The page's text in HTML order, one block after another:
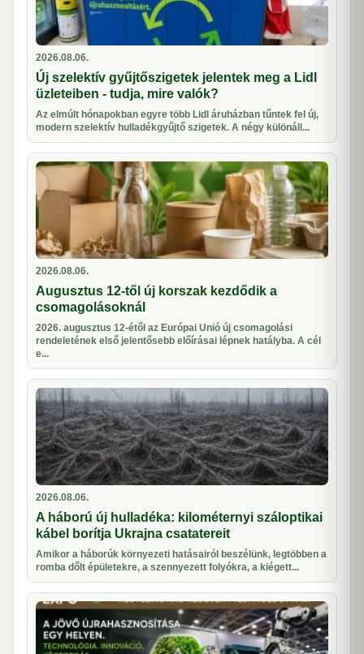
2026.08.06.
Új szelektív gyűjtőszigetek jelentek meg a Lidl
üzleteiben - tudja, mire valók?
Az elmúlt hónapokban egyre több Lidl áruházban tűntek fel új,
modern szelektív hulladékgyűjtő szigetek. A négy különáll...
2026.08.06.
Augusztus 12-től új korszak kezdődik a
csomagolásoknál
2026. augusztus 12-étől az Európai Unió új csomagolási
rendeletének első jelentősebb előírásai lépnek hatályba. A cél
e...
2026.08.06.
A háború új hulladéka: kilométernyi száloptikai
kábel borítja Ukrajna csatatereit
Amikor a háborúk környezeti hatásairól beszélünk, legtöbben a
romba dőlt épületekre, a szennyezett folyókra, a kiégett...